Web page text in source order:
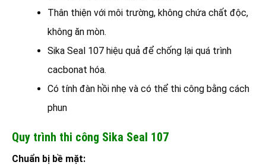
Thân thiện với môi trường, không chứa chất độc,
không ăn mòn.
Sika Seal 107 hiệu quả để chống lại quá trình
cacbonat hóa.
Có tính đàn hồi nhẹ và có thể thi công bằng cách
phun
Quy trình thi công Sika Seal 107
Chuẩn bị bề mặt: